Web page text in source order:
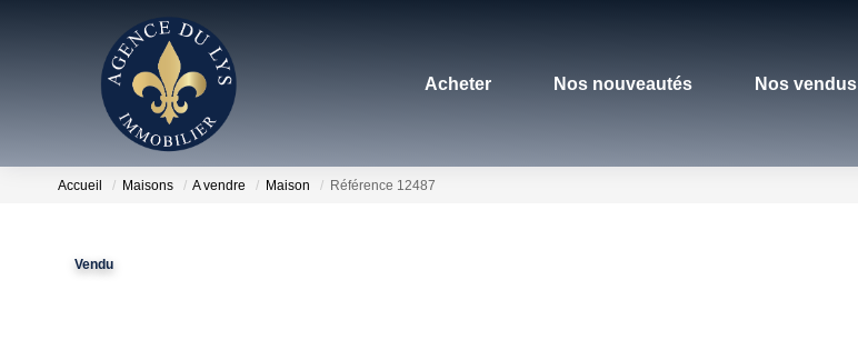
Acheter Nos nouveautés Nos vendus
Accueil Maisons A vendre Maison Référence 12487
Vendu